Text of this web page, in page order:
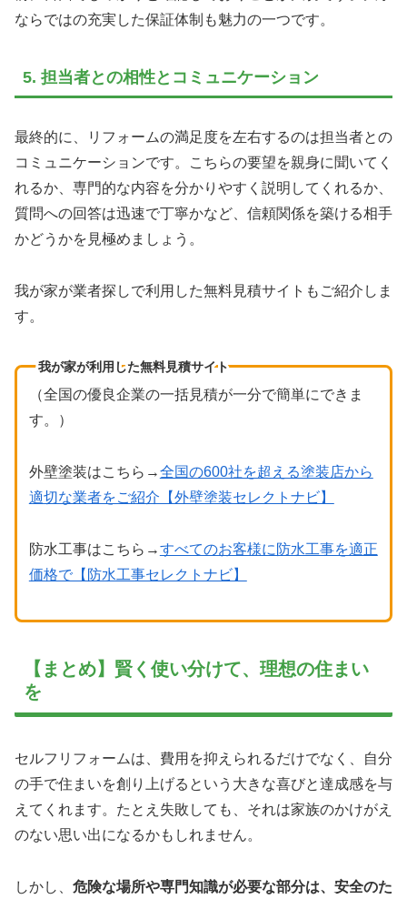
ならではの充実した保証体制も魅力の一つです。
5. 担当者との相性とコミュニケーション
最終的に、リフォームの満足度を左右するのは担当者との
コミュニケーションです。こちらの要望を親身に聞いてく
れるか、専門的な内容を分かりやすく説明してくれるか、
質問への回答は迅速で丁寧かなど、信頼関係を築ける相手
かどうかを見極めましょう。
我が家が業者探しで利用した無料見積サイトもご紹介しま
す。
我が家が利用した無料見積サイト
（全国の優良企業の一括見積が一分で簡単にできま
す。）
外壁塗装はこちら→全国の600社を超える塗装店から
適切な業者をご紹介【外壁塗装セレクトナビ】
防水工事はこちら→すべてのお客様に防水工事を適正
価格で【防水工事セレクトナビ】
【まとめ】賢く使い分けて、理想の住まい
を
セルフリフォームは、費用を抑えられるだけでなく、自分
の手で住まいを創り上げるという大きな喜びと達成感を与
えてくれます。たとえ失敗しても、それは家族のかけがえ
のない思い出になるかもしれません。
しかし、 危険な場所や専門知識が必要な部分は、安全のた